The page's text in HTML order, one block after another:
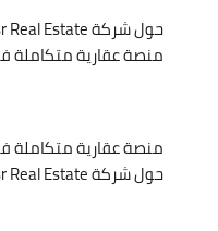
حول شركة Gate Masr Real Estate - بوابة مصر العقارية
منصة عقارية
منصة عقارية متكاملة
حول شركة Gate Masr Real Estate